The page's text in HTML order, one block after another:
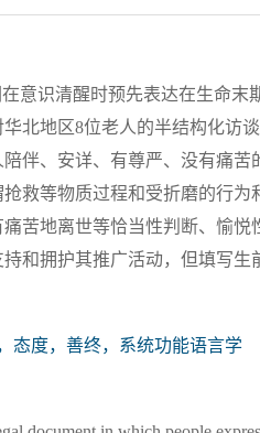
意识清醒时预先表达在生命
北地区8位老人的半结构化访
伴、安详、有尊严、没有痛
救等物质过程和受折磨的行
苦地离世等恰当性判断、愉
和拥护其推广活动，但填写
态度，善终，系统功能语言学